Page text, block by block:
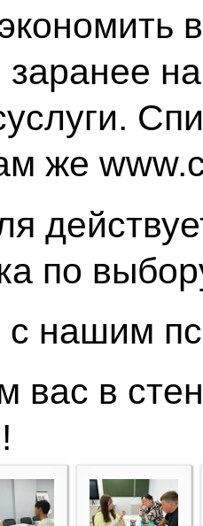
же
по
с нашим
в